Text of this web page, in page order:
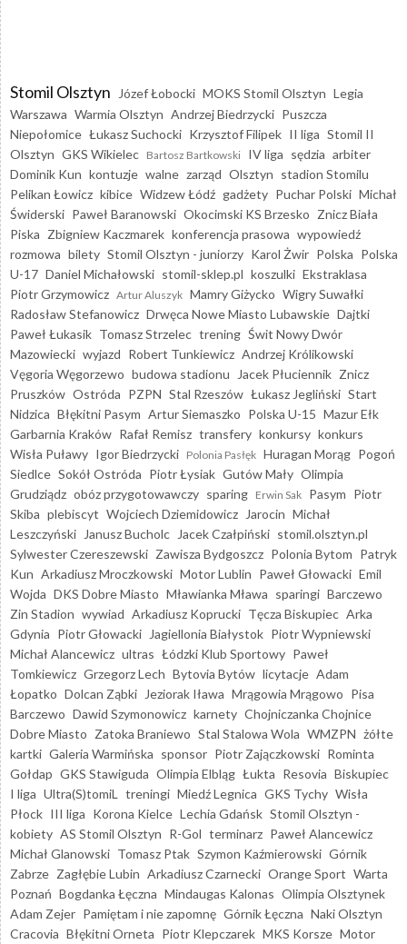
Stomil Olsztyn Józef Łobocki MOKS Stomil Olsztyn Legia
Warszawa Warmia Olsztyn Andrzej Biedrzycki Puszcza
Niepołomice Łukasz Suchocki Krzysztof Filipek II liga Stomil II
Olsztyn GKS Wikielec Bartosz Bartkowski IV liga sędzia arbiter
Dominik Kun kontuzje walne zarząd Olsztyn stadion Stomilu
Pelikan Łowicz kibice Widzew Łódź gadżety Puchar Polski Michał
Świderski Paweł Baranowski Okocimski KS Brzesko Znicz Biała
Piska Zbigniew Kaczmarek konferencja prasowa wypowiedź
rozmowa bilety Stomil Olsztyn - juniorzy Karol Żwir Polska Polska
U-17 Daniel Michałowski stomil-sklep.pl koszulki Ekstraklasa
Piotr Grzymowicz Artur Aluszyk Mamry Giżycko Wigry Suwałki
Radosław Stefanowicz Drwęca Nowe Miasto Lubawskie Dajtki
Paweł Łukasik Tomasz Strzelec trening Świt Nowy Dwór
Mazowiecki wyjazd Robert Tunkiewicz Andrzej Królikowski
Vęgoria Węgorzewo budowa stadionu Jacek Płuciennik Znicz
Pruszków Ostróda PZPN Stal Rzeszów Łukasz Jegliński Start
Nidzica Błękitni Pasym Artur Siemaszko Polska U-15 Mazur Ełk
Garbarnia Kraków Rafał Remisz transfery konkursy konkurs
Wisła Puławy Igor Biedrzycki Polonia Pasłęk Huragan Morąg Pogoń
Siedlce Sokół Ostróda Piotr Łysiak Gutów Mały Olimpia
Grudziądz obóz przygotowawczy sparing Erwin Sak Pasym Piotr
Skiba plebiscyt Wojciech Dziemidowicz Jarocin Michał
Leszczyński
Janusz Bucholc Jacek Czałpiński stomil.olsztyn.pl
Sylwester Czereszewski Zawisza Bydgoszcz Polonia Bytom Patryk
Kun Arkadiusz Mroczkowski Motor Lublin Paweł Głowacki Emil
Wojda DKS Dobre Miasto Mławianka Mława sparingi Barczewo
Zin Stadion wywiad Arkadiusz Koprucki Tęcza Biskupiec Arka
Gdynia Piotr Głowacki Jagiellonia Białystok Piotr Wypniewski
Michał Alancewicz ultras Łódzki Klub Sportowy Paweł
Tomkiewicz Grzegorz Lech Bytovia Bytów licytacje Adam
Łopatko Dolcan Ząbki Jeziorak Iława Mrągowia Mrągowo Pisa
Barczewo Dawid Szymonowicz karnety Chojniczanka Chojnice
Dobre Miasto Zatoka Braniewo Stal Stalowa Wola WMZPN żółte
kartki Galeria Warmińska sponsor Piotr Zajączkowski Rominta
Gołdap GKS Stawiguda Olimpia Elbląg Łukta Resovia Biskupiec
I liga Ultra(S)tomiL treningi Miedź Legnica GKS Tychy Wisła
Płock III liga Korona Kielce Lechia Gdańsk Stomil Olsztyn -
kobiety AS Stomil Olsztyn R-Gol terminarz Paweł Alancewicz
Michał Glanowski Tomasz Ptak Szymon Kaźmierowski Górnik
Zabrze Zagłębie Lubin Arkadiusz Czarnecki Orange Sport Warta
Poznań Bogdanka Łęczna Mindaugas Kalonas Olimpia Olsztynek
Adam Zejer Pamiętam i nie zapomnę Górnik Łęczna Naki Olsztyn
Cracovia Błękitni Orneta Piotr Klepczarek MKS Korsze Motor